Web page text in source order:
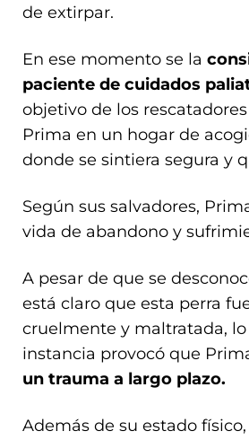
de extirpar.
En ese momento se la
paciente de cuidados
objetivo de los
Prima en un hogar de
donde se sintiera segura y
Según sus salvadores,
vida de abandono y
A pesar de que se
está claro que esta perra
cruelmente y maltratada,
instancia provocó que
un trauma a largo plazo.
Además de su estado